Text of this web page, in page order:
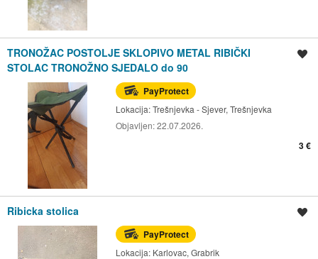
TRONOŽAC POSTOLJE SKLOPIVO METAL RIBIČKI
STOLAC TRONOŽNO SJEDALO do 90
PayProtect
Lokacija:Trešnjevka - Sjever, Trešnjevka
Objavljen:22.07.2026.
3 €
Ribicka stolica
PayProtect
Lokacija: Karlovac, Grabrik